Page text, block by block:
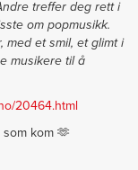
treffer deg rett i
om popmusikk.
med et smil, et glimt i
musikere til å
20464.html
kom 🫶